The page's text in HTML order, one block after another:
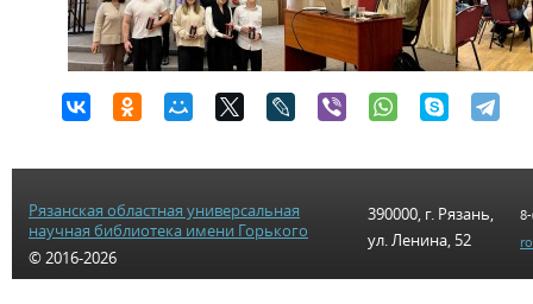
Рязанская областная универсальная
научная библиотека имени Горького
© 2016-2026
390000, г. Рязань,
ул. Ленина, 52